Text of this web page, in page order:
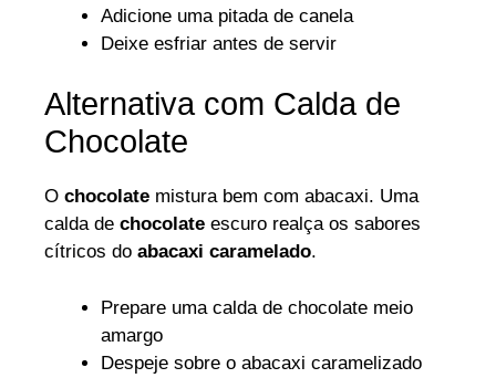
Adicione uma pitada de canela
Deixe esfriar antes de servir
Alternativa com Calda de
Chocolate
O chocolate mistura bem com abacaxi. Uma
calda de chocolate escuro realça os sabores
cítricos do abacaxi caramelado.
Prepare uma calda de chocolate meio
amargo
Despeje sobre o abacaxi caramelizado